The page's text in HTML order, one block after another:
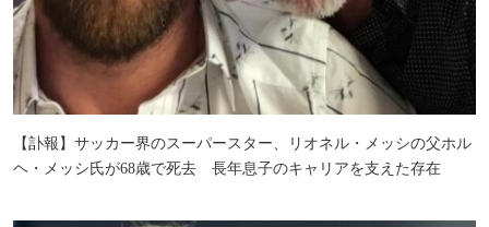
【訃報】サッカー界のスーパースター、リオネル・メッシの父ホル
ヘ・メッシ氏が68歳で死去 長年息子のキャリアを支えた存在